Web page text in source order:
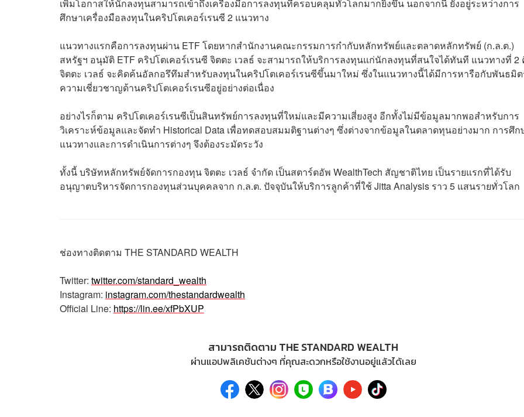
เพิ่มโอกาสให้นักลงทุนสามารถเข้าถึงเครื่องมือการลงทุนที่ครอบคลุมทั่วโลกมากยิ่งขึ้น นอกจากนี้ ยังอยู่ระหว่างการ
ศึกษาเครื่องมือลงทุนในคริปโตเคอร์เรนซี 2 แนวทาง
แนวทางแรกคือการลงทุนผ่าน ETF โดยหากสำนักงานคณะกรรมการกำกับหลักทรัพย์และตลาดหลักทรัพย์ (ก.ล.ต.)
สหรัฐฯ อนุมัติ ETF คริปโตเคอร์เรนซี จิตตะ เวลธ์ จะสามารถให้บริการลงทุนแก่นักลงทุนที่สนใจได้ทันที แนวทางที่ 2
จิตตะ เวลธ์ จะคิดค้นอัลกอรึทึมสำหรับลงทุนในคริปโตเคอร์เรนซีขึ้นมาใหม่ ซึ่งในแนวทางนี้ได้มีการหารือกับพันธมิ
ความเชี่ยวชาญด้านคริปโตเคอร์เรนซีอยู่อย่างต่อเนื่อง
อย่างไรก็ตาม คริปโตเคอร์เรนซีเป็นสินทรัพย์การลงทุนที่ใหม่และมีความเสี่ยงสูง อีกทั้งไม่มีข้อมูลมากพอสำหรับการ
วิเคราะห์ข้อมูลและจัดทำ Historical Data เพื่อทดสอบสมมติฐานต่างๆ ซึ่งต่างจากข้อมูลในตลาดทุนอย่างมาก การศึก
แนวทางและการดำเนินการต่างๆ จึงต้องระมัดระวัง
ทั้งนี้ บริษัทหลักทรัพย์จัดการกองทุน จิตตะ เวลธ์ จำกัด เป็นสตาร์ตอัพ WealthTech สัญชาติไทย เป็นรายแรกที่ได้รับ
อนุญาตบริหารจัดการกองทุนส่วนบุคคลจาก ก.ล.ต. ปัจจุบันให้บริการลูกค้าที่ใช้ Jitta Analysis ราว 5 แสนรายทั่วโลก
ช่องทางติดตาม THE STANDARD WEALTH
Twitter: twitter.com/standard_wealth
Instagram: instagram.com/thestandardwealth
Official Line: https://lin.ee/xfPbXUP
สามารถติดตาม THE STANDARD WEALTH
ผ่านแอปพลิเคชันต่างๆ ที่คุณสะดวกหรือใช้งานอยู่แล้วได้เลย